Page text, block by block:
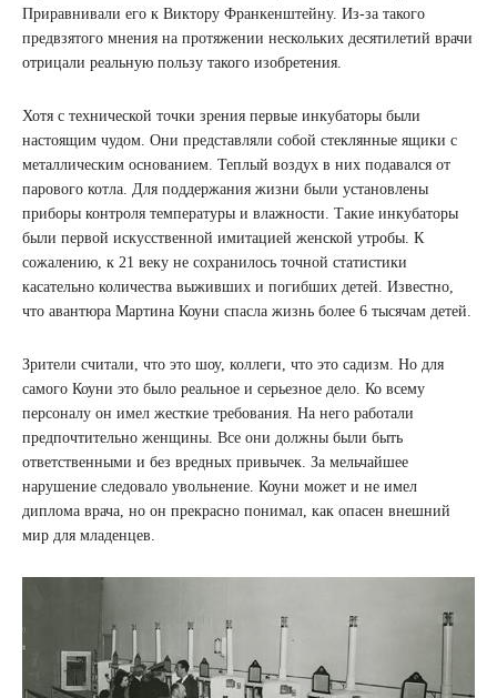
Приравнивали его к Виктору Франкенштейну. Из-за такого
предвзятого мнения на протяжении нескольких десятилетий врачи
отрицали реальную пользу такого изобретения.
Хотя с технической точки зрения первые инкубаторы были
настоящим чудом. Они представляли собой стеклянные ящики с
металлическим основанием. Теплый воздух в них подавался от
парового котла. Для поддержания жизни были установлены
приборы контроля температуры и влажности. Такие инкубаторы
были первой искусственной имитацией женской утробы. К
сожалению, к 21 веку не сохранилось точной статистики
касательно количества выживших и погибших детей. Известно,
что авантюра Мартина Коуни спасла жизнь более 6 тысячам детей.
Зрители считали, что это шоу, коллеги, что это садизм. Но для
самого Коуни это было реальное и серьезное дело. Ко всему
персоналу он имел жесткие требования. На него работали
предпочтительно женщины. Все они должны были быть
ответственными и без вредных привычек. За мельчайшее
нарушение следовало увольнение. Коуни может и не имел
диплома врача, но он прекрасно понимал, как опасен внешний
мир для младенцев.